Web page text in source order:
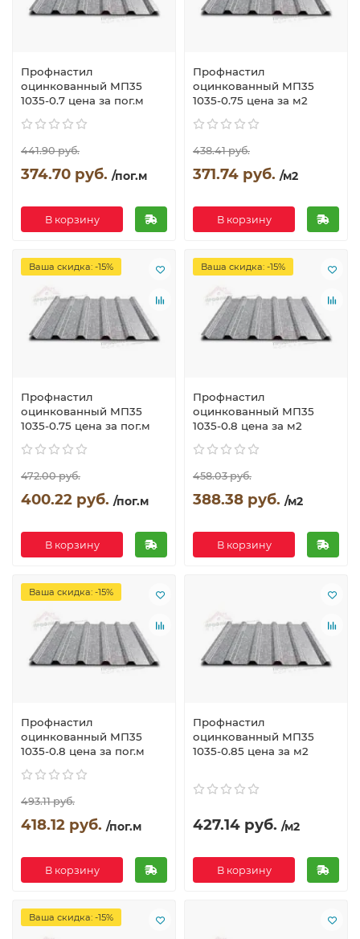
Профнастил
оцинкованный МП35
1035-0.7 цена за пог.м
441.90 руб.
374.70 руб. /пог.м
В корзину
Профнастил
оцинкованный МП35
1035-0.75 цена за м2
438.41 руб.
371.74 руб. /м2
В корзину
Ваша скидка: -15%
Профнастил
оцинкованный МП35
1035-0.75 цена за пог.м
472.00 руб.
400.22 руб. /пог.м
В корзину
Ваша скидка: -15%
Профнастил
оцинкованный МП35
1035-0.8 цена за м2
458.03 руб.
388.38 руб. /м2
В корзину
Ваша скидка: -15%
Профнастил
оцинкованный МП35
1035-0.8 цена за пог.м
493.11 руб.
418.12 руб. /пог.м
В корзину
Профнастил
оцинкованный МП35
1035-0.85 цена за м2
427.14 руб. /м2
В корзину
Ваша скидка: -15%